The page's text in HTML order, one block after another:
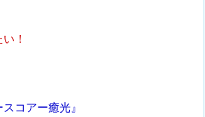
い！
コアー癒光』